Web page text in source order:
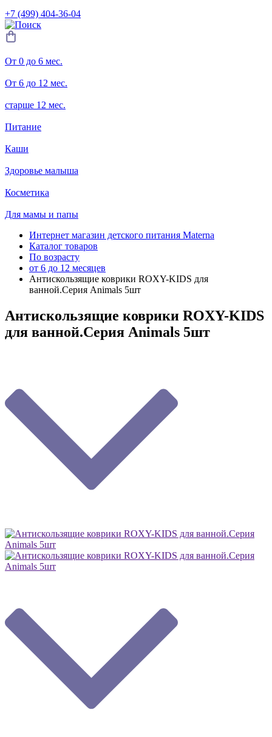
+7 (499) 404-36-04
От 0 до 6 мес.
От 6 до 12 мес.
старше 12 мес.
Питание
Каши
Здоровье малыша
Косметика
Для мамы и папы
Интернет магазин детского питания Materna
Каталог товаров
По возрасту
от 6 до 12 месяцев
Aнтискользящие коврики ROXY-KIDS для
ванной.Cерия Animals 5шт
Aнтискользящие коврики ROXY-KIDS
для ванной.Cерия Animals 5шт